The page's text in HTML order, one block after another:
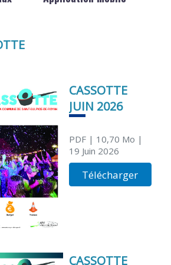
CASSOTTE
JUIN 2026
PDF| 10,70 Mo |
19 Juin 2026
Télécharger
CASSOTTE